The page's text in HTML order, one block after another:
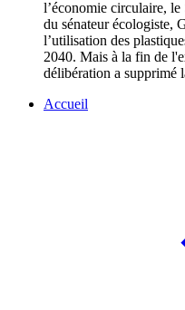
l’économie circulaire, le
du sénateur écologiste,
l’utilisation des
2040. Mais à la fin de
délibération a supprimé
Accueil